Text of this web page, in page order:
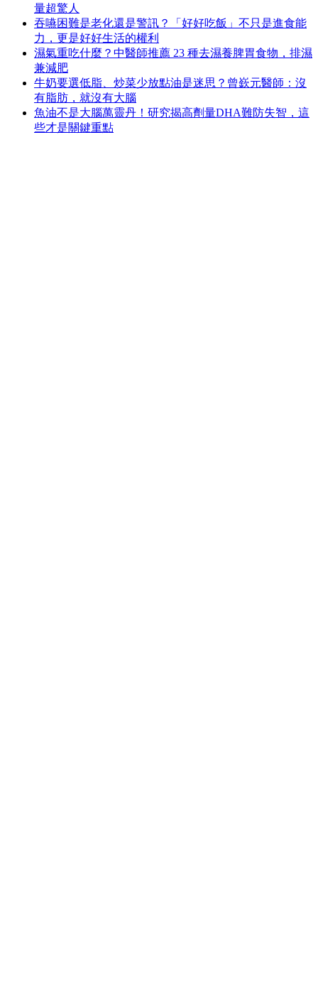
量超驚人
吞嚥困難是老化還是警訊？「好好吃飯」不只是進食能
力，更是好好生活的權利
濕氣重吃什麼？中醫師推薦 23 種去濕養脾胃食物，排濕
兼減肥
牛奶要選低脂、炒菜少放點油是迷思？曾嶔元醫師：沒
有脂肪，就沒有大腦
魚油不是大腦萬靈丹！研究揭高劑量DHA難防失智，這
些才是關鍵重點